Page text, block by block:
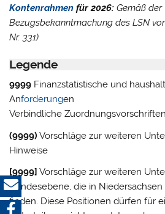
Kontenrahmen für 2026: Gemäß der
Bezugsbekanntmachung des LSN
Nr. 331)
Legende
9999 Finanzstatistische und
Anforderungen
Verbindliche Zuordnungsvorschriften
(9999) Vorschläge zur weiteren
Hinweise
[9999] Vorschläge zur weiteren
Bundesebene, die in
finden. Diese Positionen dürfen für